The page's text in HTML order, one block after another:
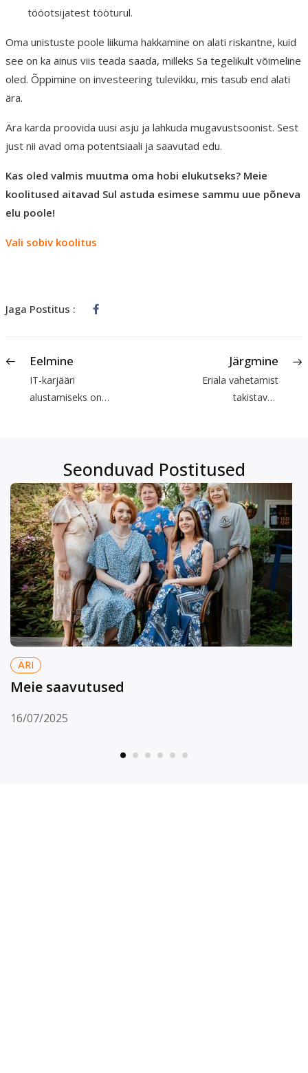
tööotsijatest tööturul.
Oma unistuste poole liikuma hakkamine on alati riskantne, kuid
see on ka ainus viis teada saada, milleks Sa tegelikult võimeline
oled. Õppimine on investeering tulevikku, mis tasub end alati
ära.
Ära karda proovida uusi asju ja lahkuda mugavustsoonist. Sest
just nii avad oma potentsiaali ja saavutad edu.
Kas oled valmis muutma oma hobi elukutseks? Meie
koolitused aitavad Sul astuda esimese sammu uue põneva
elu poole!
Vali sobiv koolitus
Jaga Postitus :
Eelmine
IT-karjääri
alustamiseks on
Järgmine
Eriala vahetamist
takistavad
Seonduvad Postitused
ÄRI
Meie saavutused
16/07/2025